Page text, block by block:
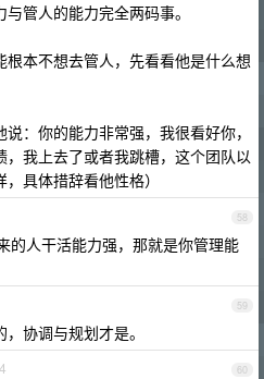
管人的能力完全两码事。
本不想去管人，先看看他是什么想
：你的能力非常强，我很看好你，
我上去了或者我跳槽，这个团队以
具体措辞看他性格）
58
的人干活能力强，那就是你管理能
59
协调与规划才是。
60